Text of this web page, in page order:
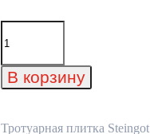
Количество
товара
плитка
Steingot
"Bianco
В корзину
Тротуарная плитка